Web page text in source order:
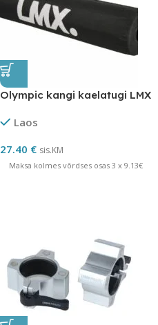
Olympic kangi kaelatugi LMX
Laos
27.40 € sis.KM
Maksa kolmes võrdses osas 3 x 9.13€